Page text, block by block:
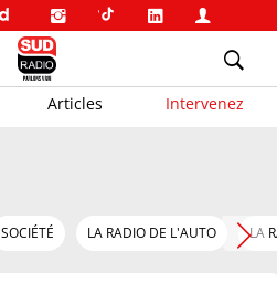
Articles Intervenez
SOCIÉTÉ LA RADIO DE L'AUTO LA